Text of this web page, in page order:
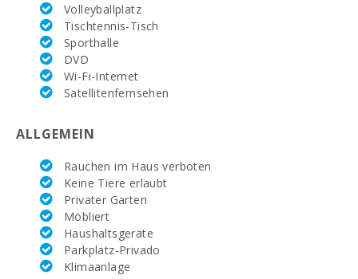
Wochenmarkt in
Manacor (
Montag )(km):
Supermarkt
MERCADONA
Supermarkt
Supermarkt LIDL
(km):
Wassersport
(km):
JUNGLE PARC
Volleyballplatz
Tischtennis-Tisch
Sporthalle
DVD
Wi-Fi-Internet
Satellitenfernsehen
ALLGEMEIN
Rauchen im Haus verboten
Keine Tiere erlaubt
Privater Garten
Möbliert
Haushaltsgeräte
Parkplatz-Privado
Klimaanlage